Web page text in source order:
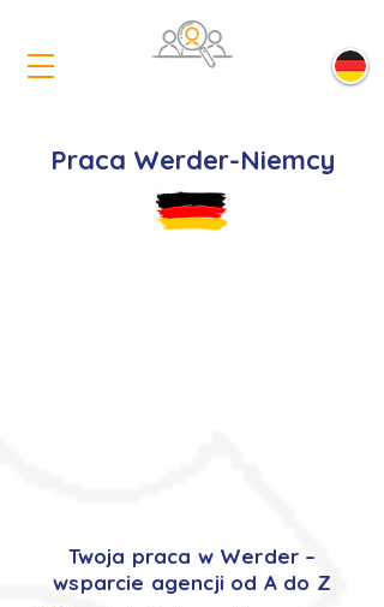
Praca Werder-Niemcy
Twoja praca w Werder –
wsparcie agencji od A do Z